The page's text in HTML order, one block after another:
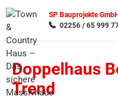
SP Bauprojekte
02256 / 65 999
Doppelhaus
Trend
Wonach möchten